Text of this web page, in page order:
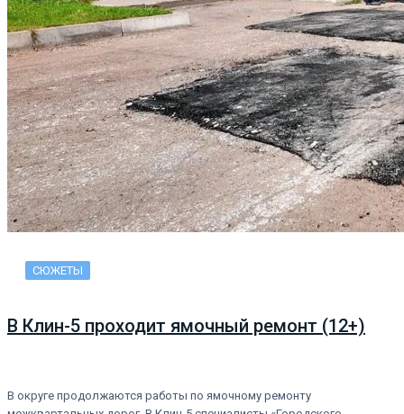
СЮЖЕТЫ
В Клин-5 проходит ямочный ремонт (12+)
В округе продолжаются работы по ямочному ремонту